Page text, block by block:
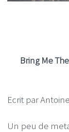
Bring Me
Ecrit par
Un peu de